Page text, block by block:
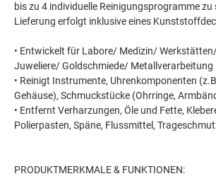
bis zu 4 individuelle Reinigungsprogramme zu
Lieferung erfolgt inklusive eines
• Entwickelt für Labore/ Medizin/
Juweliere/ Goldschmiede/ Metallverarbeitung
• Reinigt Instrumente, Uhrenkomponenten
Gehäuse), Schmuckstücke (Ohrringe,
• Entfernt Verharzungen, Öle und Fette,
Polierpasten, Späne, Flussmittel,
PRODUKTMERKMALE & FUNKTIONEN: